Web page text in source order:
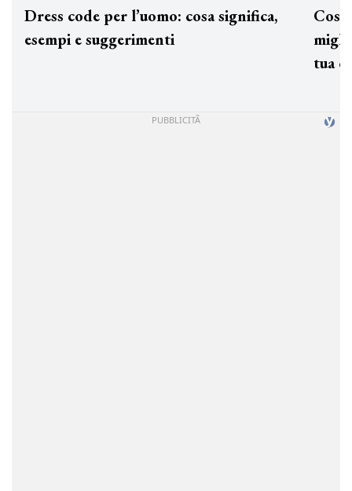
Dress code per l’uomo: cosa significa,
esempi e suggerimenti
tua